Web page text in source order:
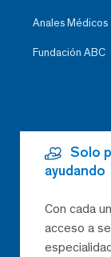
Anales Médicos
Fundación ABC
Solo
ayudando
Con cada
acceso a